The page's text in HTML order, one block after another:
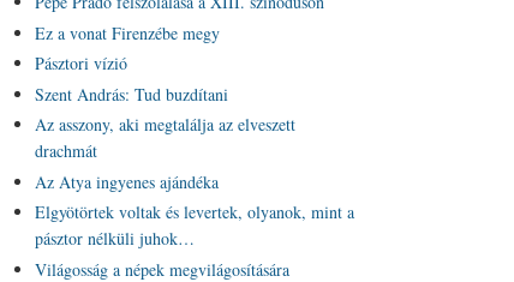
Ez a vonat Firenzébe megy
Pásztori vízió
Szent András: Tud buzdítani
Az asszony, aki megtalálja az elveszett
drachmát
Az Atya ingyenes ajándéka
Elgyötörtek voltak és levertek, olyanok, mint a
pásztor nélküli juhok…
Világosság a népek megvilágosítására